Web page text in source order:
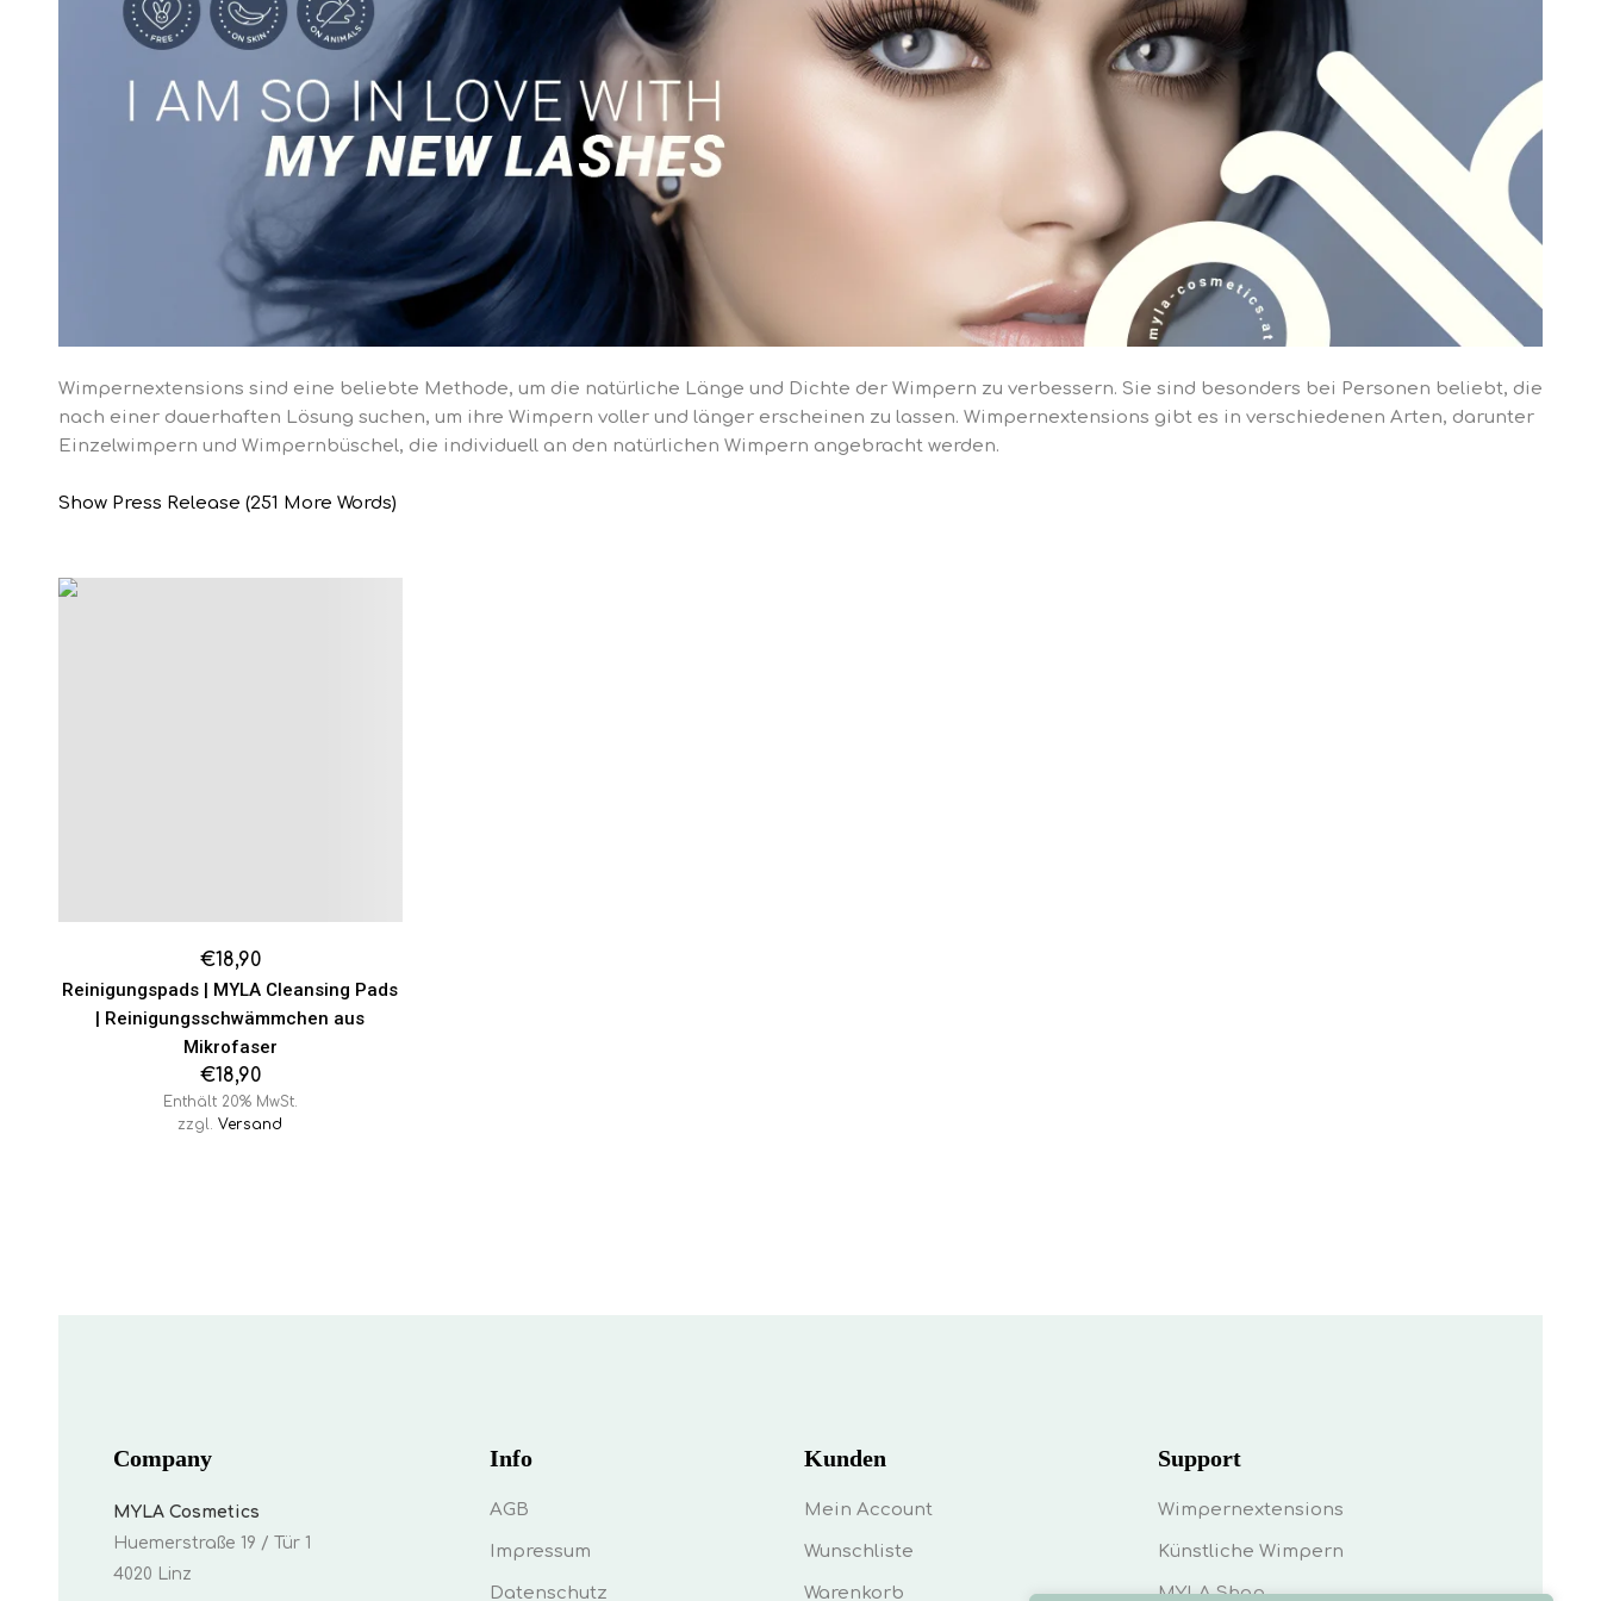
Wimpernextensions sind eine beliebte Methode, um die natürliche Länge und Dichte der Wimpern zu verbessern. Sie sind besonders bei Personen beliebt, die
nach einer dauerhaften Lösung suchen, um ihre Wimpern voller und länger erscheinen zu lassen. Wimpernextensions gibt es in verschiedenen Arten, darunter
Einzelwimpern und Wimpernbüschel, die individuell an den natürlichen Wimpern angebracht werden.
Show Press Release (251 More Words)
€18,90
Reinigungspads | MYLA Cleansing Pads
| Reinigungsschwämmchen aus
Mikrofaser
€18,90
Enthält 20% MwSt.
zzgl.Versand
Company
MYLA Cosmetics
Huemerstraße 19 / Tür 1
4020 Linz
Info
AGB
Impressum
Datenschutz
Kunden
Mein Account
Wunschliste
Warenkorb
Support
Wimpernextensions
Künstliche Wimpern
MYLA Shop